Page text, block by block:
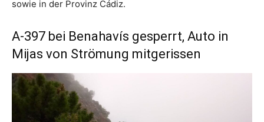
sowie in der Provinz Cádiz.
A-397 bei Benahavís gesperrt, Auto in
Mijas von Strömung mitgerissen